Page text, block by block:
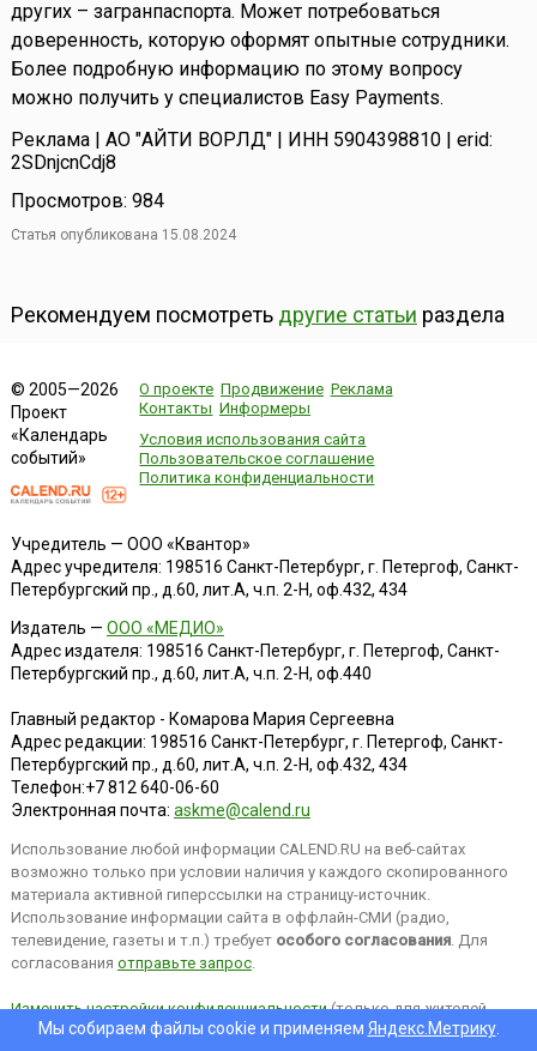
других – загранпаспорта. Может потребоваться
доверенность, которую оформят опытные сотрудники.
Более подробную информацию по этому вопросу
можно получить у специалистов Easy Payments.
Реклама | АО "АЙТИ ВОРЛД" | ИНН 5904398810 | erid:
2SDnjcnCdj8
Просмотров: 984
Статья опубликована 15.08.2024
Рекомендуем посмотреть другие статьи раздела
© 2005—2026
Проект
«Календарь
событий»
О проекте Продвижение Реклама
Контакты Информеры
Условия использования сайта
Пользовательское соглашение
Политика конфиденциальности
Учредитель — ООО «Квантор»
Адрес учредителя: 198516 Санкт-Петербург, г. Петергоф, Санкт-
Петербургский пр., д.60, лит.А, ч.п. 2-Н, оф.432, 434
Издатель — ООО «МЕДИО»
Адрес издателя: 198516 Санкт-Петербург, г. Петергоф, Санкт-
Петербургский пр., д.60, лит.А, ч.п. 2-Н, оф.440
Главный редактор - Комарова Мария Сергеевна
Адрес редакции: 198516 Санкт-Петербург, г. Петергоф, Санкт-
Петербургский пр., д.60, лит.А, ч.п. 2-Н, оф.432, 434
Телефон:+7 812 640-06-60
Электронная почта: askme@calend.ru
Использование любой информации CALEND.RU на веб-сайтах
возможно только при условии наличия у каждого скопированного
материала активной гиперссылки на страницу-источник.
Использование информации сайта в оффлайн-СМИ (радио,
телевидение, газеты и т.п.) требует особого согласования. Для
согласования отправьте запрос.
Изменить настройки конфиденциальности(только для жителей
EEA).Мы собираем файлы cookie и применяем Яндекс.Метрику.